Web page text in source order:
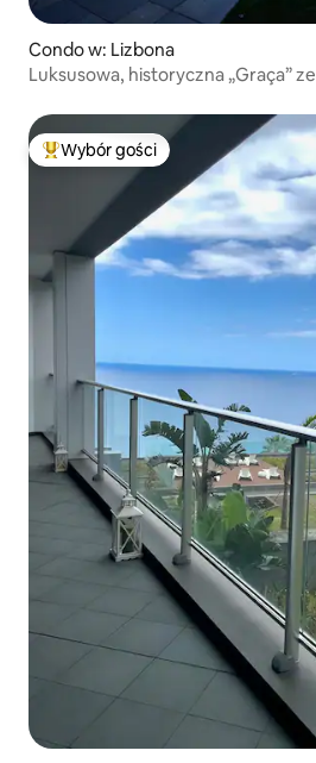
Condo w: Lizbona
Luksusowa, historyczna „Graça”
Najpopularniejsze z kategorii Wybór
Wybór gości